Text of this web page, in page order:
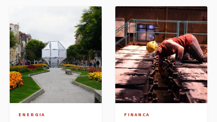
ENERGIA FINANCA